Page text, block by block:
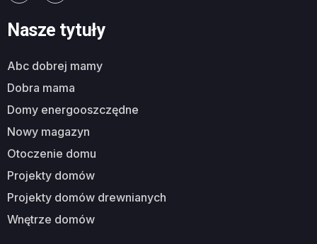
Nasze tytuły
abc dobrej mamy
dobra mama
domy energooszczędne
nowy magazyn
otoczenie domu
projekty domów
projekty domów drewnianych
wnętrze domów